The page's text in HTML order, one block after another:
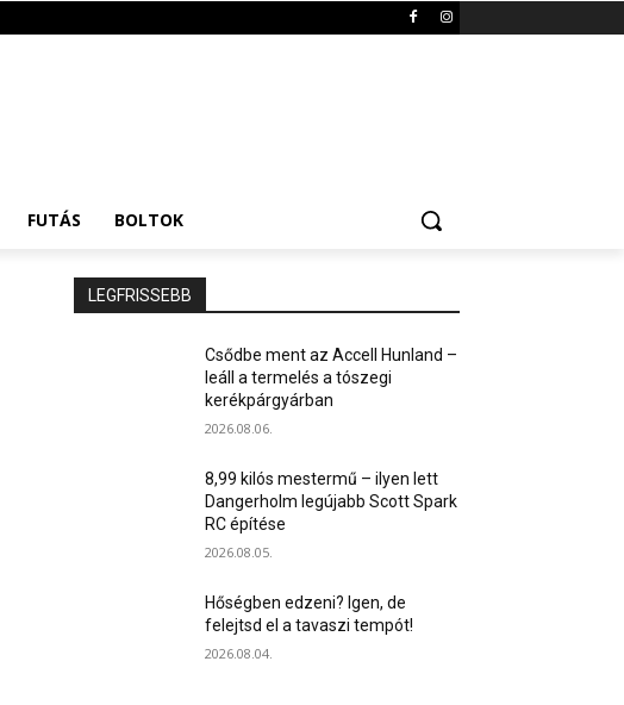
FUTÁS BOLTOK
LEGFRISSEBB
Csődbe ment az Accell Hunland –
leáll a termelés a tószegi
kerékpárgyárban
2026.08.06.
8,99 kilós mestermű – ilyen lett
Dangerholm legújabb Scott Spark
RC építése
2026.08.05.
Hőségben edzeni? Igen, de
felejtsd el a tavaszi tempót!
2026.08.04.